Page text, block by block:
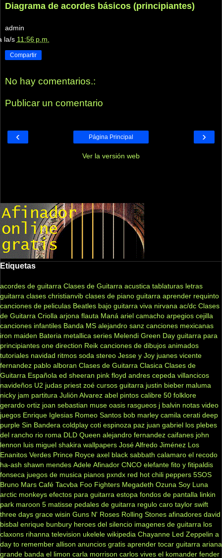
Diagrama de acordes básicos (principiantes)
admin
la/s 11:56 p.m.
Compartir
No hay comentarios.:
Publicar un comentario
‹ ›
Página Principal
Ver la versión web
Etiquetas
acordes de guitarra Clases de Guitarra acustica tablaturas letras
guitarra clases christianvib clases de piano guitarra aprender requinto
canciones de peliculas Beatles bajo guitarra viva nirvana ac/dc Clases
de Guitarra Criolla arjona flauta Maná ariel camacho arpegios cejilla
canciones infantiles Banda MS alejandro sanz canciones mexicanas
iron maiden Bateria metallica series Melendi Green Day guitarra para
principiantes one direction Reik canciones de dibujos animados
tutoriales navidad ritmos soda stereo Jesse y Joy juanes vicente
fernandez pablo alboran Clases de Guitarra Clasica Clases de
Guitarra Española ed sheeran pink floyd andres cepeda villancicos
navideños U2 judas priest zoé cursos guitarra justin bieber maluma
nicky jam partitura Julión Alvarez abel pintos calibre 50 folklore
gerardo ortiz joan sebastian muse oasis rasgueos j balvin notas video
juegos Enrique Iglesias Romeo Santos bob marley camila cerati deep
purple Sin Bandera coldplay coti espinoza paz juan gabriel los plebes
del rancho rio roma DLD Queen alejandro fernandez caifanes john
lennon luis miguel shakira wallpapers José Alfredo Jiménez Los
Enanitos Verdes Prince Royce axel black sabbath calamaro el recodo
ha-ash shawn mendes Adele Afinador CNCO elefante fito y fitipaldis
fonseca juegos de musica pianos pxndx red hot chili peppers 5SOS
Bruno Mars Café Tacvba Foo Fighters Megadeth Ozuna Soy Luna
arctic monkeys efectos para guitarra estopa fondos de pantalla linkin
park maroon 5 matisse pedales de guitarra regulo caro taylor swift
three days grace wisin Guns N' Roses Rolling Stones afinadores david
bisbal enrique bunbury heroes del silencio imagenes de guitarra los
claxons rihanna television ukelele wikipedia Chayanne Led Zeppelin a
day to remember allison anuncios gratis aprender tocar guitarra ariana
grande banda el limon carla morrison carlos vives el komander fender